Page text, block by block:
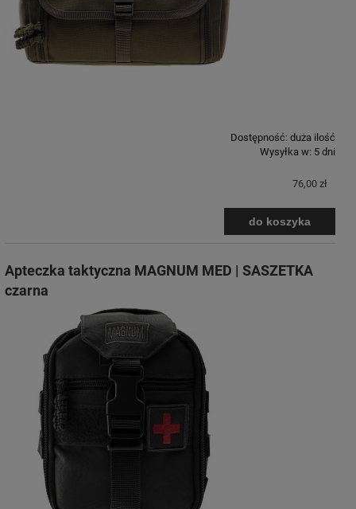
Dostępność: duża ilość
Wysyłka w: 5 dni
76,00 zł
do koszyka
Apteczka taktyczna MAGNUM MED | SASZETKA
czarna